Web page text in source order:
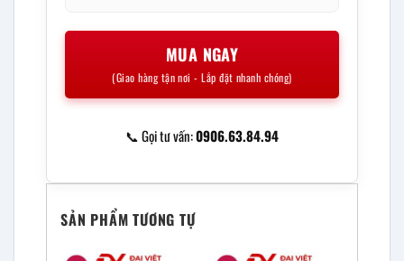
MUA NGAY
(Giao hàng tận nơi - Lắp đặt nhanh chóng)
📞 Gọi tư vấn:0906.63.84.94
SẢN PHẨM TƯƠNG TỰ